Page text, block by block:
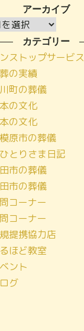
アーカイブ
カテゴリー
ストップサービス
の実績
町の葬儀
の文化
の文化
原市の葬儀
とりさま日記
市の葬儀
市の葬儀
コーナー
コーナー
提携協力店
ほど教室
ント
グ